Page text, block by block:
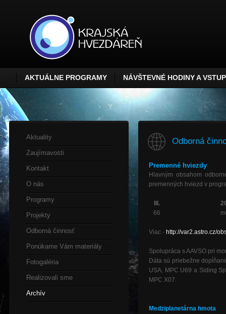
AKTUÁLNE PROGRAMY NÁVŠTEVNÉ HODINY A
Aktuality
Zaujímavosti
Kontakt
O nás
Programy
Projekty
Odborná činnosť
Ponúkame Vám materiály
Fotogaléria
Realizovali sme
Archív
Odborná
Premenné hviezdy
Hlavným obsahom
premenných hviezd v
III.
66
Viac - http://var2.astro.cz/
Spolupráca s AAVSO pri
Dáta sú priebežne
USA, MPC U69 a Siding
MPC X07.
Medziplanetárna hmota